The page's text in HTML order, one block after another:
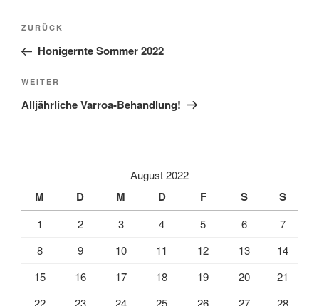
e
r
a
t
Beitragsnavigation
Vorheriger
Beitrag
ZURÜCK
Honigernte Sommer 2022
Nächster
Beitrag
WEITER
Alljährliche Varroa-Behandlung!
August 2022
M D M D F S S
1 2 3 4 5 6
7
8
9 10 11 12 13
14
15
16 17 18 19 20
21
22
23 24 25 26 27 28